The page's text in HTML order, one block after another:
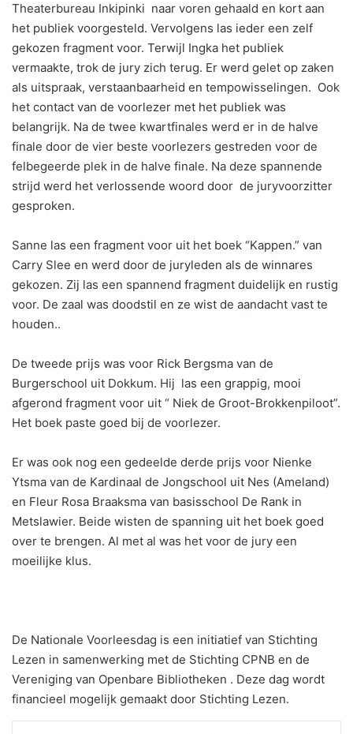
Theaterbureau Inkipinki naar voren gehaald en kort aan
het publiek voorgesteld. Vervolgens las ieder een zelf
gekozen fragment voor. Terwijl Ingka het publiek
vermaakte, trok de jury zich terug. Er werd gelet op zaken
als uitspraak, verstaanbaarheid en tempowisselingen. Ook
het contact van de voorlezer met het publiek was
belangrijk. Na de twee kwartfinales werd er in de halve
finale door de vier beste voorlezers gestreden voor de
felbegeerde plek in de halve finale. Na deze spannende
strijd werd het verlossende woord door de juryvoorzitter
gesproken.
Sanne las een fragment voor uit het boek “Kappen.” van
Carry Slee en werd door de juryleden als de winnares
gekozen. Zij las een spannend fragment duidelijk en rustig
voor. De zaal was doodstil en ze wist de aandacht vast te
houden..
De tweede prijs was voor Rick Bergsma van de
Burgerschool uit Dokkum. Hij las een grappig, mooi
afgerond fragment voor uit “ Niek de Groot-Brokkenpiloot”.
Het boek paste goed bij de voorlezer.
Er was ook nog een gedeelde derde prijs voor Nienke
Ytsma van de Kardinaal de Jongschool uit Nes (Ameland)
en Fleur Rosa Braaksma van basisschool De Rank in
Metslawier. Beide wisten de spanning uit het boek goed
over te brengen. Al met al was het voor de jury een
moeilijke klus.
De Nationale Voorleesdag is een initiatief van Stichting
Lezen in samenwerking met de Stichting CPNB en de
Vereniging van Openbare Bibliotheken . Deze dag wordt
financieel mogelijk gemaakt door Stichting Lezen.